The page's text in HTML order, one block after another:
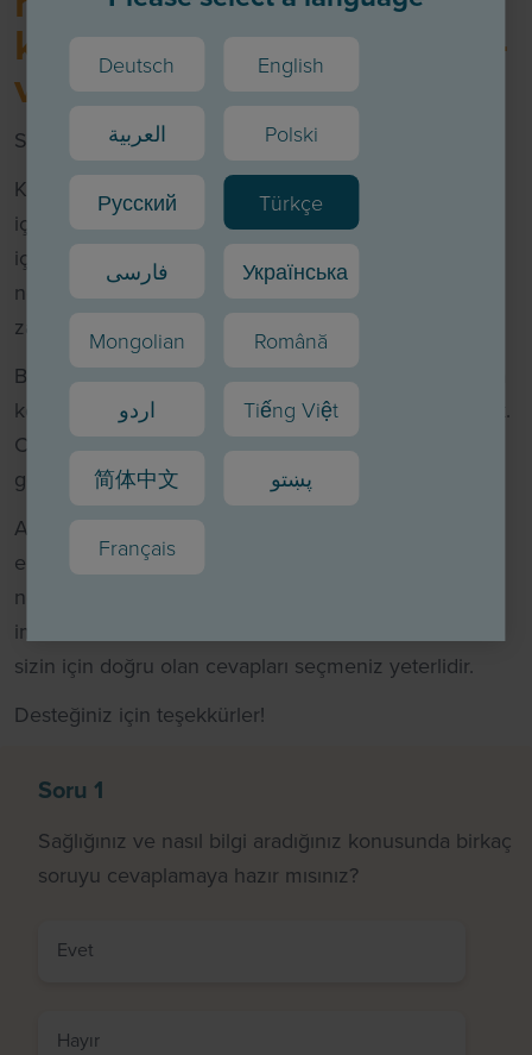
Deutsch English
العربية Polski
Русский Türkçe
فارسی Українська
Mongolian Română
اردو Tiếng Việt
简体中文 پښتو
Français
kullanıcı anketi (karacigerim-
ve-ben.de)
Sevgili ziyaretçiler,
Karaciğer ve hepatit konusundaki bildiklerimizi sizin
için sürekli geliştirmeyi amaçlıyoruz. Başarımız sizin
için neyin önemli olduğunu ve sizi daha fazla bilgiyle
nerede destekleyebileceğimizi anladığımız zaman
zaman en üst seviyeye çıkar.
Buna yönelik olarak, sağlık, tıbbi bakım ve bilgi arama
konularında sizler için birkaç soruyu bir araya getirdik.
Cevaplarınız siteyi size uyacak şekilde nasıl
genişletebileceğimizi bulmamıza yardımcı olacaktır.
Anket yaklaşık 5 dakika sürecek olup gizliliğiniz
eksiksiz olarak korunacaktır, bu nedenle kimliğinizin
ne olduğu hakkında herhangi bir sonuç çıkarma
imkanımız bulunmamaktadır. Sorulara tıklamanız ve
sizin için doğru olan cevapları seçmeniz yeterlidir.
Desteğiniz için teşekkürler!
Soru 1
Sağlığınız ve nasıl bilgi aradığınız konusunda birkaç
soruyu cevaplamaya hazır mısınız?
Evet
Hayır